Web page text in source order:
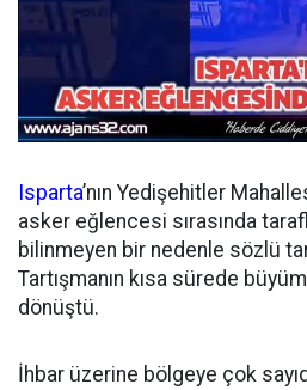
Isparta’nın Yedişehitler
asker eğlencesi sırasında
bilinmeyen bir nedenle sözlü
Tartışmanın kısa sürede
dönüştü.
İhbar üzerine bölgeye çok